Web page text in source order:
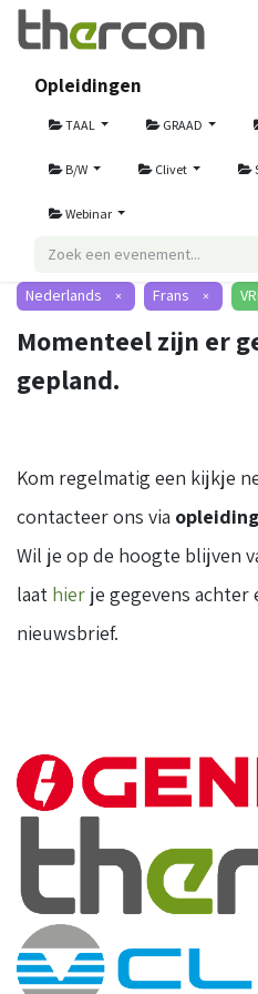
Opleidingen
TAAL GRAAD
B/W Clivet
Webinar
Nederlands × Frans ×
Momenteel zijn er
gepland.
Kom regelmatig een kijkje
contacteer ons via
Wil je op de hoogte blijven
laat hier je gegevens achter
nieuwsbrief.